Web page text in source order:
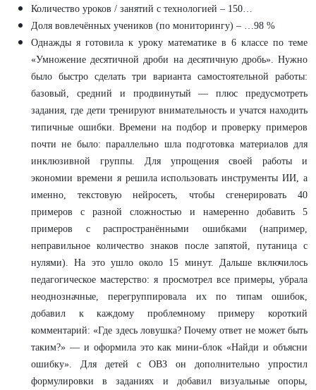
Количество уроков / занятий с технологией – 150…
Доля вовлечённых учеников (по мониторингу) – …98 %
Однажды я готовила к уроку математике в 6 классе по теме
«Умножение десятичной дроби на десятичную дробь». Нужно
было быстро сделать три варианта самостоятельной работы:
базовый, средний и продвинутый — плюс предусмотреть
задания, где дети тренируют внимательность и учатся находить
типичные ошибки. Времени на подбор и проверку примеров
почти не было: параллельно шла подготовка материалов для
инклюзивной группы. Для упрощения своей работы и
экономии времени я решила использовать инструменты ИИ, а
именно, текстовую нейросеть, чтобы сгенерировать 40
примеров с разной сложностью и намеренно добавить 5
примеров с распространёнными ошибками (например,
неправильное количество знаков после запятой, путаница с
нулями). На это ушло около 15 минут. Дальше включилось
педагогическое мастерство: я просмотрел все примеры, убрала
неоднозначные, перегруппировала их по типам ошибок,
добавил к каждому проблемному примеру короткий
комментарий: «Где здесь ловушка? Почему ответ не может быть
таким?» — и оформила это как мини-блок «Найди и объясни
ошибку». Для детей с ОВЗ он дополнительно упростил
формулировки в заданиях и добавил визуальные опоры,